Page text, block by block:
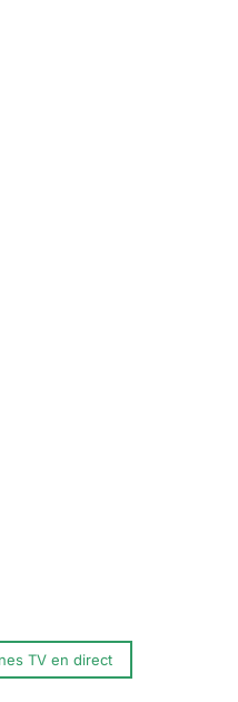
TV en direct